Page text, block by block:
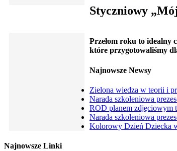
Styczniowy
Przełom roku to idealny
które przygotowaliśmy
Najnowsze Newsy
Zielona wiedza w teorii i
Narada szkoleniowa
ROD planem zdjęciowym
Narada szkoleniowa
Kolorowy Dzień Dziecka
Najnowsze Linki